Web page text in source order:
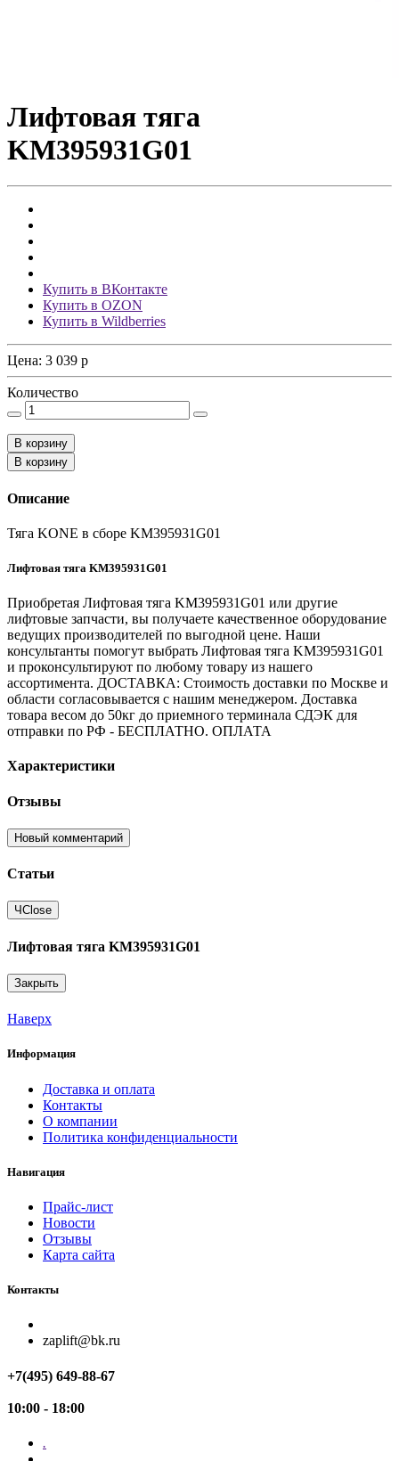
Лифтовая тяга
KM395931G01
Купить в ВКонтакте
Купить в OZON
Купить в Wildberries
Цена: 3 039 p
Количество
В корзину
В корзину
Описание
Тяга KONE в сборе KM395931G01
Лифтовая тяга KM395931G01
Приобретая Лифтовая тяга KM395931G01 или другие
лифтовые запчасти, вы получаете качественное оборудование
ведущих производителей по выгодной цене. Наши
консультанты помогут выбрать Лифтовая тяга KM395931G01
и проконсультируют по любому товару из нашего
ассортимента. ДОСТАВКА: Стоимость доставки по Москве и
области согласовывается с нашим менеджером. Доставка
товара весом до 50кг до приемного терминала СДЭК для
отправки по РФ - БЕСПЛАТНО. ОПЛАТА
Характеристики
Отзывы
Новый комментарий
Статьи
ЧClose
Лифтовая тяга KM395931G01
Закрыть
Наверх
Информация
Доставка и оплата
Контакты
О компании
Политика конфиденциальности
Навигация
Прайс-лист
Новости
Отзывы
Карта сайта
Контакты
zaplift@bk.ru
+7(495) 649-88-67
10:00 - 18:00
.